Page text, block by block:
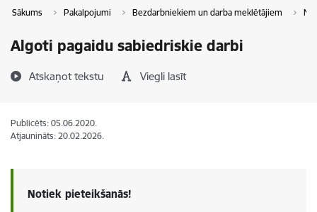
Sākums Pakalpojumi Bezdarbniekiem un darba meklētājiem
Algoti pagaidu sabiedriskie darbi
Atskaņot tekstu Viegli lasīt
Publicēts: 05.06.2020.
Atjaunināts: 20.02.2026.
Notiek pieteikšanās!